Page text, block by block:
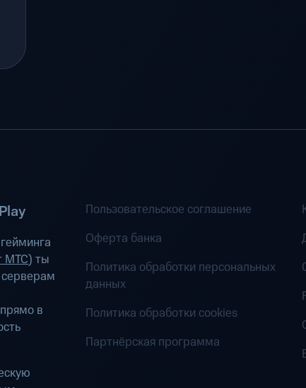
МТС) ты
в
Пользовательское соглашение
Оферта банка
Политика обработки персональных
данных
Политика обработки cookies
Партнёрская программа